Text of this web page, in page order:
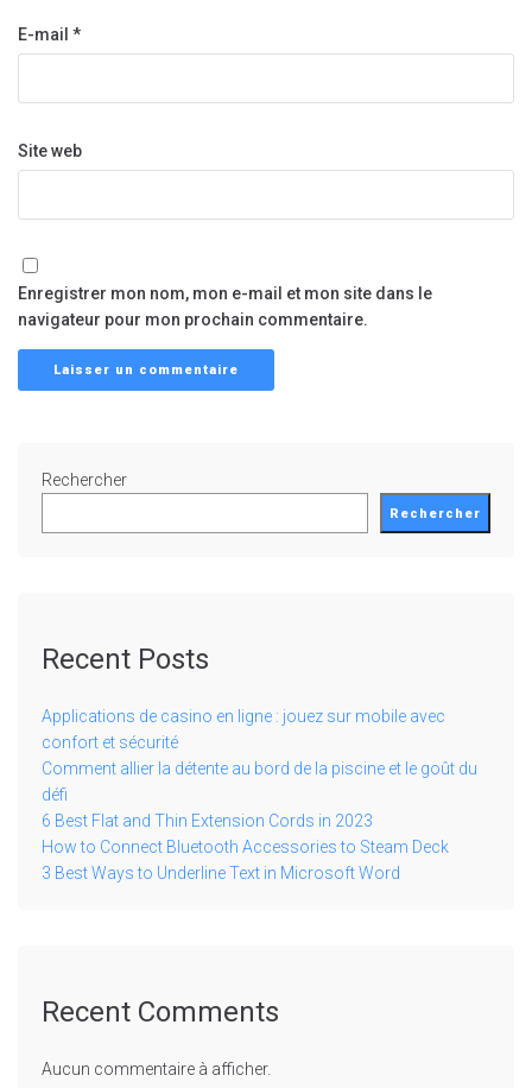
E-mail *
Site web
Enregistrer mon nom, mon e-mail et mon site dans le
navigateur pour mon prochain commentaire.
Rechercher
Rechercher
Recent Posts
Applications de casino en ligne : jouez sur mobile avec
confort et sécurité
Comment allier la détente au bord de la piscine et le goût du
défi
6 Best Flat and Thin Extension Cords in 2023
How to Connect Bluetooth Accessories to Steam Deck
3 Best Ways to Underline Text in Microsoft Word
Recent Comments
Aucun commentaire à afficher.